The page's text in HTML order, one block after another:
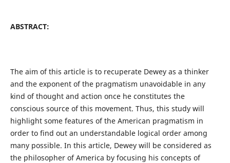
ABSTRACT:
The aim of this article is to recuperate Dewey as a thinker
and the exponent of the pragmatism unavoidable in any
kind of thought and action once he constitutes the
conscious source of this movement. Thus, this study will
highlight some features of the American pragmatism in
order to find out an understandable logical order among
many possible. In this article, Dewey will be considered as
the philosopher of America by focusing his concepts of